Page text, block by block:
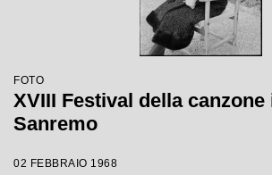
FOTO
XVIII Festival della canzone
Sanremo
02 FEBBRAIO 1968